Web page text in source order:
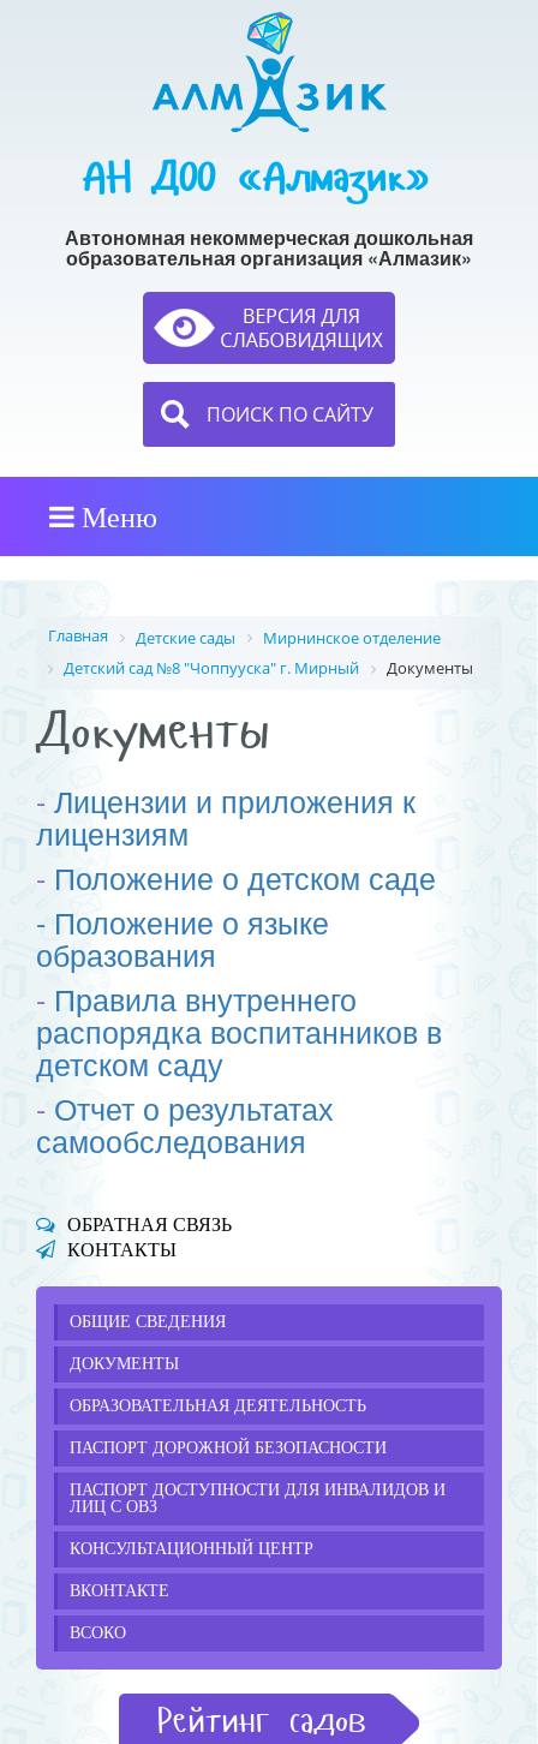
АН ДОО «Алмазик»
Автономная некоммерческая дошкольная
образовательная организация «Алмазик»
ПОИСК ПО САЙТУ
Меню
Главная Детские сады
Мирнинское отделение
Детский сад №8 "Чоппууска" г. Мирный
Документы
Документы
- Лицензии и приложения к
лицензиям
- Положение о детском саде
- Положение о языке
образования
- Правила внутреннего
распорядка воспитанников в
детском саду
- Отчет о результатах
самообследования
ОБРАТНАЯ СВЯЗЬ
КОНТАКТЫ
ОБЩИЕ СВЕДЕНИЯ
ДОКУМЕНТЫ
ОБРАЗОВАТЕЛЬНАЯ ДЕЯТЕЛЬНОСТЬ
ПАСПОРТ ДОРОЖНОЙ БЕЗОПАСНОСТИ
ПАСПОРТ ДОСТУПНОСТИ ДЛЯ ИНВАЛИДОВ И
ЛИЦ С ОВЗ
КОНСУЛЬТАЦИОННЫЙ ЦЕНТР
ВКОНТАКТЕ
ВСОКО
Рейтинг садов